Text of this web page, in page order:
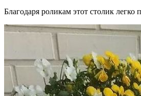
Благодаря роликам этот столик легко